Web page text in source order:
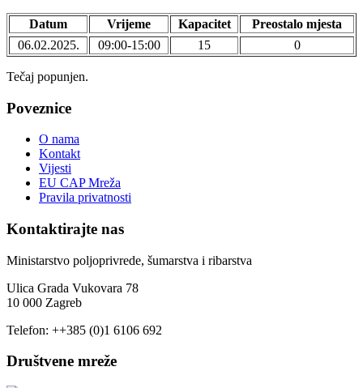
Datum Vrijeme Kapacitet
Preostalo mjesta
06.02.2025.
09:00-15:00 15 0
Tečaj popunjen.
Poveznice
O nama
Kontakt
Vijesti
EU CAP Mreža
Pravila privatnosti
Kontaktirajte nas
Ministarstvo poljoprivrede, šumarstva i ribarstva
Ulica Grada Vukovara 78
10 000 Zagreb
Telefon: ++385 (0)1 6106 692
Društvene mreže